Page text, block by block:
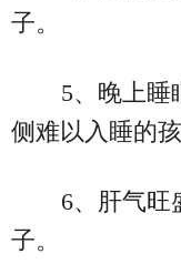
子。
5、晚上睡
侧难以入睡的孩
6、肝气旺
子。